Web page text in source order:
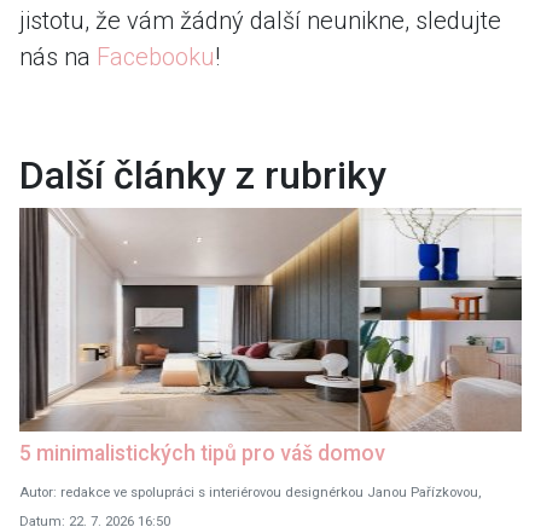
jistotu, že vám žádný další neunikne, sledujte
nás na Facebooku!
Další články z rubriky
5 minimalistických tipů pro váš domov
Autor: redakce ve spolupráci s interiérovou designérkou Janou Pařízkovou,
Datum: 22. 7. 2026 16:50